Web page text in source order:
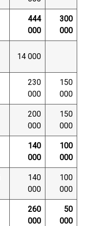
444
000
300
000
14 000
230
000
150
000
200
000
150
000
140
000
100
000
140
000
100
000
260
000
50
000